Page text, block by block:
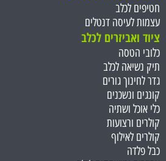
חטיפים לכלב
עצמות לעיסה דנטלים
ציוד ואביזרים לכלב
כלובי הטסה
תיק נשיאה לכלב
גדר לחינוך גורים
קונגים ונשכנים
כלי אוכל ושתיה
קולרים ורצועות
קולרים לאילוף
כבל פלדה